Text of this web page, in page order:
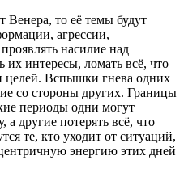
Венера, то её темы будут
агрессии,
насилие над
интересы, ломать всё, что
целей. Вспышки гнева одних
со стороны других. Границы
периоды одни могут
другие потерять всё, что
те, кто уходит от ситуаций,
энергию этих дней